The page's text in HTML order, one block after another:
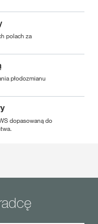
polach za
płodozmianu
dopasowaną do